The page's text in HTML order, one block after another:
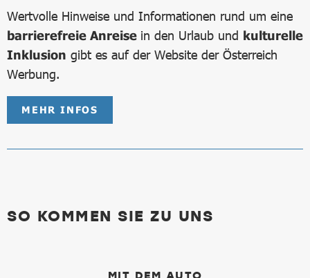
Wertvolle Hinweise und Informationen rund um eine
barrierefreie Anreise in den Urlaub und kulturelle
Inklusion gibt es auf der Website der Österreich
Werbung.
MEHR INFOS
SO KOMMEN SIE ZU UNS
MIT DEM AUTO